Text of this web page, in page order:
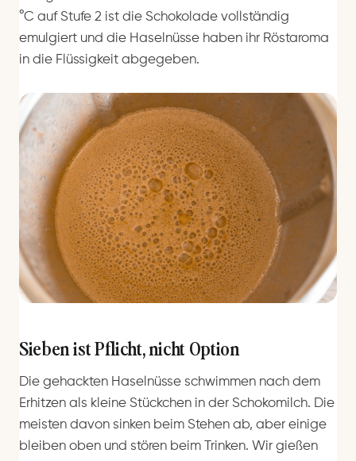
°C auf Stufe 2 ist die Schokolade vollständig
emulgiert und die Haselnüsse haben ihr Röstaroma
in die Flüssigkeit abgegeben.
Sieben ist Pflicht, nicht Option
Die gehackten Haselnüsse schwimmen nach dem
Erhitzen als kleine Stückchen in der Schokomilch. Die
meisten davon sinken beim Stehen ab, aber einige
bleiben oben und stören beim Trinken. Wir gießen